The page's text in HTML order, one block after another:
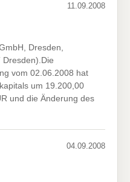
11.09.2008
Dresden,
vom 02.06.2008 hat
um 19.200,00
und die Änderung des
04.09.2008